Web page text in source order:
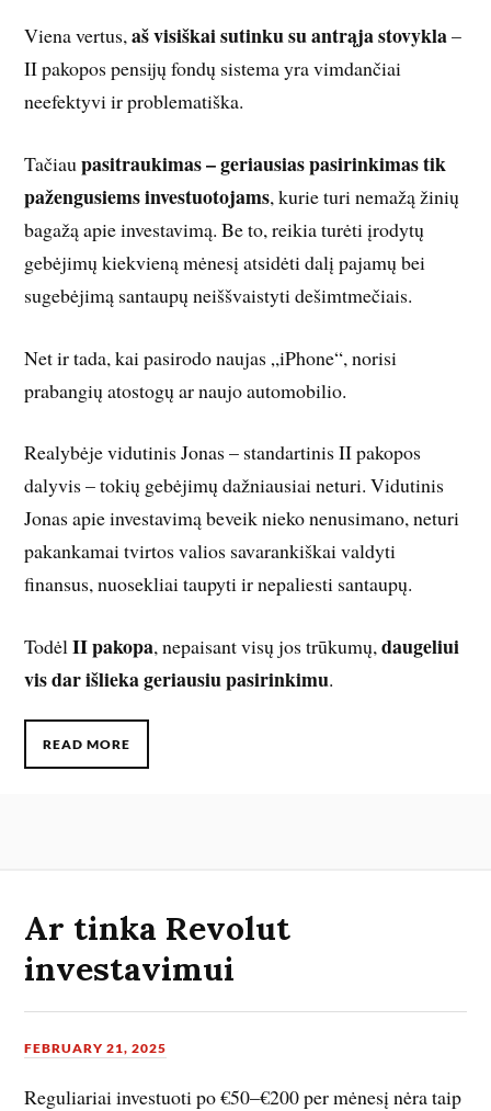
Viena vertus,aš visiškai sutinku su antrąja stovykla–
II pakopos pensijų fondų sistema yra vimdančiai
neefektyvi ir problematiška.
Tačiaupasitraukimas – geriausias pasirinkimas tik
pažengusiems investuotojams, kurie turi nemažą žinių
bagažą apie investavimą. Be to, reikia turėti įrodytų
gebėjimų kiekvieną mėnesį atsidėti dalį pajamų bei
sugebėjimą santaupų neiššvaistyti dešimtmečiais.
Net ir tada, kai pasirodo naujas „iPhone“, norisi
prabangių atostogų ar naujo automobilio.
Realybėje vidutinis Jonas – standartinis II pakopos
dalyvis – tokių gebėjimų dažniausiai neturi. Vidutinis
Jonas apie investavimą beveik nieko nenusimano, neturi
pakankamai tvirtos valios savarankiškai valdyti
finansus, nuosekliai taupyti ir nepaliesti santaupų.
TodėlII pakopa, nepaisant visų jos trūkumų,daugeliui
vis dar išlieka geriausiu pasirinkimu.
READ MORE
Ar tinka Revolut
investavimui
FEBRUARY 21, 2025
Reguliariai investuoti po €50–€200 per mėnesį nėra taip